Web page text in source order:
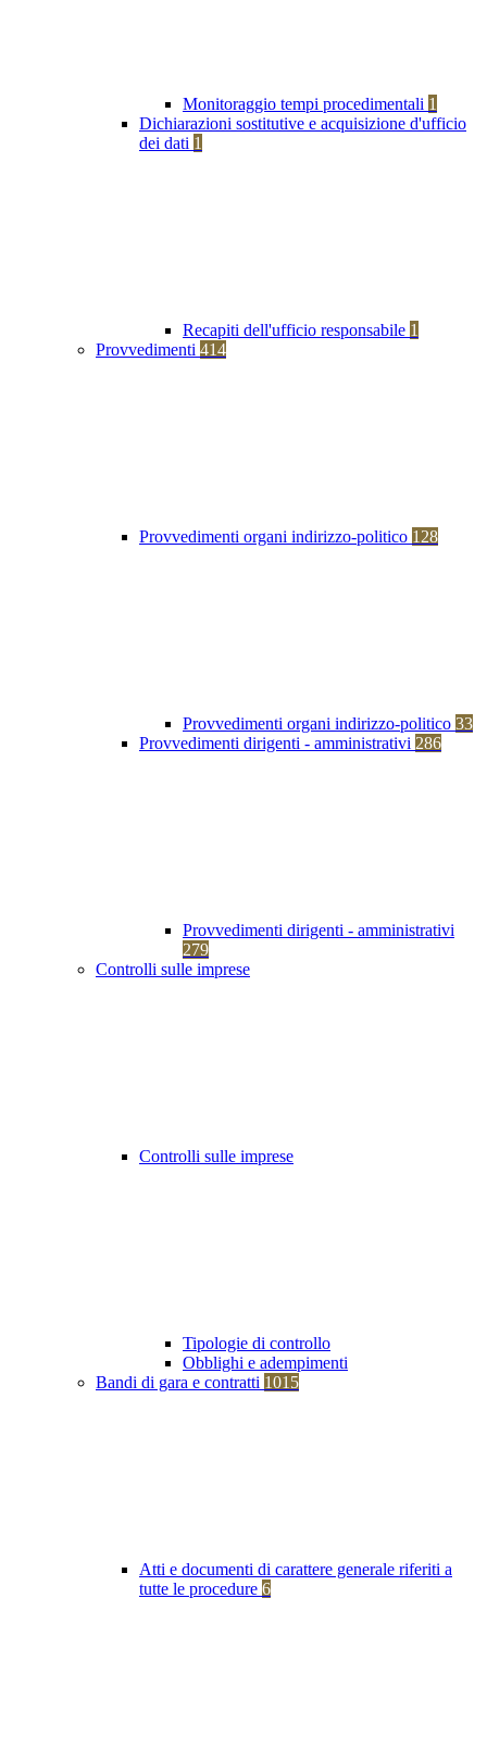
Monitoraggio tempi procedimentali 1
Dichiarazioni sostitutive e acquisizione d'ufficio
dei dati 1
Recapiti dell'ufficio responsabile 1
Provvedimenti 414
Provvedimenti organi indirizzo-politico 128
Provvedimenti organi indirizzo-politico 33
Provvedimenti dirigenti - amministrativi 286
Provvedimenti dirigenti - amministrativi
279
Controlli sulle imprese
Controlli sulle imprese
Tipologie di controllo
Obblighi e adempimenti
Bandi di gara e contratti 1015
Atti e documenti di carattere generale riferiti a
tutte le procedure 6